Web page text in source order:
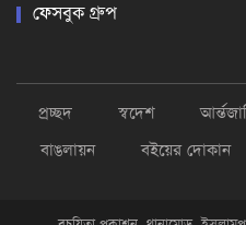
ফেসবুক গ্রুপ
প্রচ্ছদ স্বদেশ
বাঙলায়ন
বইয়ের দোকান